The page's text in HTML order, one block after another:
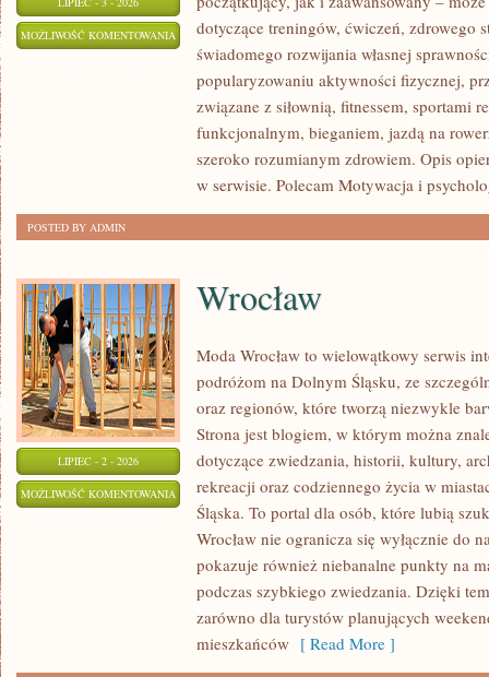
MOŻLIWOŚĆ KOMENTOWANIA AEROBIK
FITNESS
GRUPOWY
dotyczące treningów, ćwiczeń, zdrowego
świadomego rozwijania własnej
popularyzowaniu aktywności fizycznej,
związane z siłownią, fitnessem, sportami
funkcjonalnym, bieganiem, jazdą na
szeroko rozumianym zdrowiem. Opis
w serwisie. Polecam Motywacja i
POSTED BY ADMIN
LIPIEC - 2 - 2026
MOŻLIWOŚĆ KOMENTOWANIA WROCŁAW
Wrocław
Moda Wrocław to wielowątkowy serwis
podróżom na Dolnym Śląsku, ze
oraz regionów, które tworzą niezwykle
Strona jest blogiem, w którym można
dotyczące zwiedzania, historii, kultury,
rekreacji oraz codziennego życia w
Śląska. To portal dla osób, które lubią
Wrocław nie ogranicza się wyłącznie do
pokazuje również niebanalne punkty na
podczas szybkiego zwiedzania. Dzięki
zarówno dla turystów planujących
mieszkańców [ Read More ]